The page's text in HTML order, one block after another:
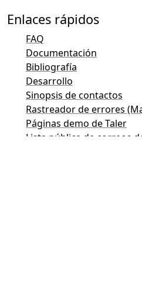
Enlaces rápidos
FAQ
Documentación
Bibliografía
Desarrollo
Sinopsis de contactos
Rastreador de errores
Páginas demo de Taler
Lista pública de correos